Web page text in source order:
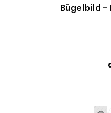
Bügelbild -